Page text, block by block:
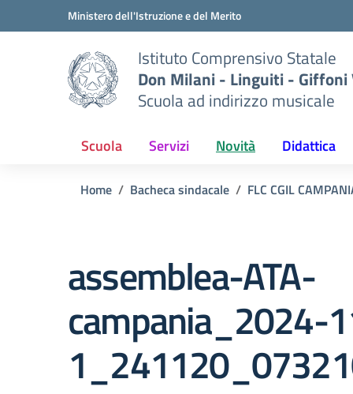
Vai ai contenuti
Vai al menu di navigazioneMinistero dell'Istruzione e del Merito
Istituto Comprensivo Statale
Don Milani - Linguiti - Giffoni
Scuola ad indirizzo musicale
Scuola Servizi Novità Didattica
Home Bacheca sindacale FLC CGIL
assemblea-ATA-
campania_2024-